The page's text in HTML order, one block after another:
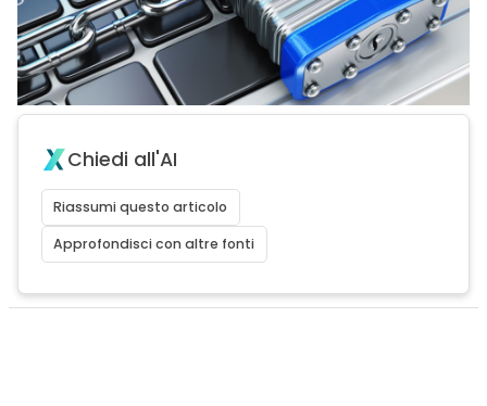
Chiedi all'AI
Riassumi questo articolo
Approfondisci con altre fonti